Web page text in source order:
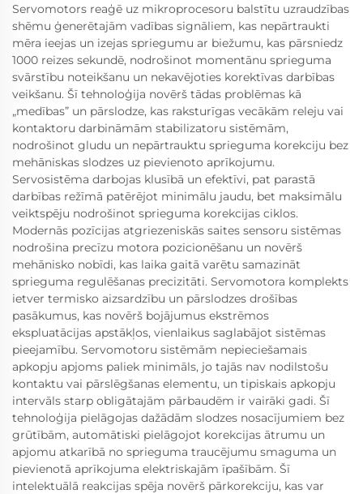
Servomotors reaģē uz mikroprocesoru balstītu uzraudzības
shēmu ģenerētajām vadības signāliem, kas nepārtraukti
mēra ieejas un izejas spriegumu ar biežumu, kas pārsniedz
1000 reizes sekundē, nodrošinot momentānu sprieguma
svārstību noteikšanu un nekavējoties korektīvas darbības
veikšanu. Šī tehnoloģija novērš tādas problēmas kā
„medības” un pārslodze, kas raksturīgas vecākām releju vai
kontaktoru darbināmām stabilizatoru sistēmām,
nodrošinot gludu un nepārtrauktu sprieguma korekciju bez
mehāniskas slodzes uz pievienoto aprīkojumu.
Servosistēma darbojas klusībā un efektīvi, pat parastā
darbības režīmā patērējot minimālu jaudu, bet maksimālu
veiktspēju nodrošinot sprieguma korekcijas ciklos.
Modernās pozīcijas atgriezeniskās saites sensoru sistēmas
nodrošina precīzu motora pozicionēšanu un novērš
mehānisko nobīdi, kas laika gaitā varētu samazināt
sprieguma regulēšanas precizitāti. Servomotora komplekts
ietver termisko aizsardzību un pārslodzes drošības
pasākumus, kas novērš bojājumus ekstrēmos
ekspluatācijas apstākļos, vienlaikus saglabājot sistēmas
pieejamību. Servomotoru sistēmām nepieciešamais
apkopju apjoms paliek minimāls, jo tajās nav nodilstošu
kontaktu vai pārslēgšanas elementu, un tipiskais apkopju
intervāls starp obligātajām pārbaudēm ir vairāki gadi. Šī
tehnoloģija pielāgojas dažādām slodzes nosacījumiem bez
grūtībām, automātiski pielāgojot korekcijas ātrumu un
apjomu atkarībā no sprieguma traucējumu smaguma un
pievienotā aprīkojuma elektriskajām īpašībām. Šī
intelektuālā reakcijas spēja novērš pārkorekciju, kas var